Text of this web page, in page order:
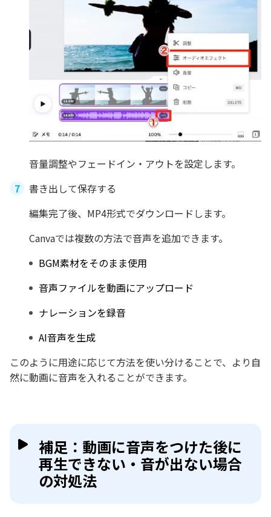
音量調整やフェードイン・アウトを設定します。
書き出して保存する
編集完了後、MP4形式でダウンロードします。
Canvaでは複数の方法で音声を追加できます。
BGM素材をそのまま使用
音声ファイルを動画にアップロード
ナレーションを録音
AI音声を生成
このように用途に応じて方法を使い分けることで、より自
然に動画に音声を入れることができます。
補足：動画に音声をつけた後に
再生できない・音が出ない場合
の対処法